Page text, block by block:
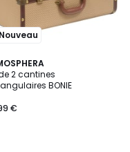
Nouveau
2 cantines
BONIE
€